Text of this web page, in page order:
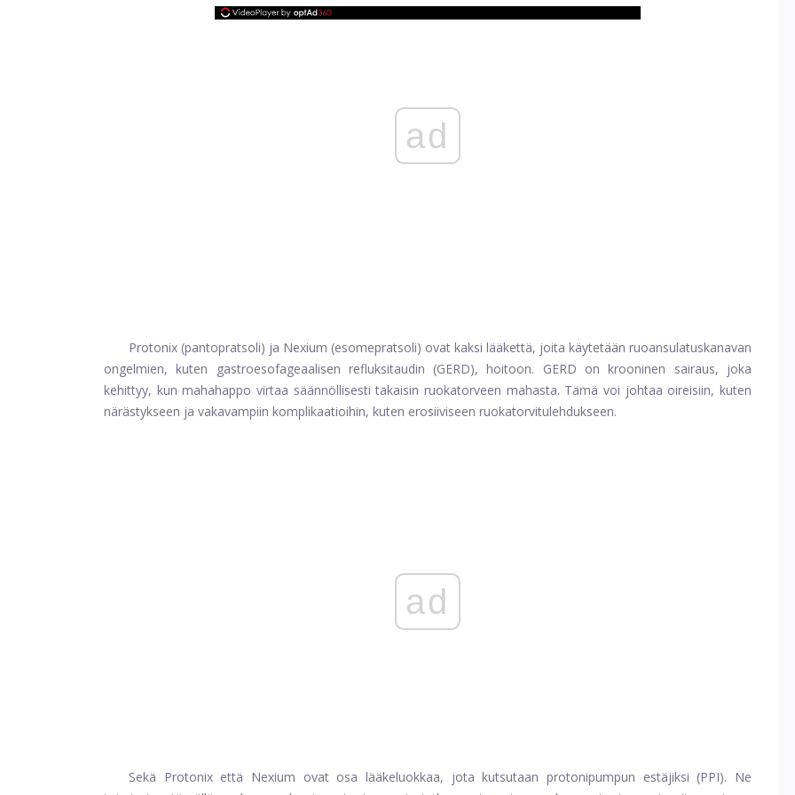
ad
Protonix (pantopratsoli) ja Nexium (esomepratsoli) ovat kaksi lääkettä, joita käytetään ruoansulatuskanavan
ongelmien, kuten gastroesofageaalisen refluksitaudin (GERD), hoitoon. GERD on krooninen sairaus, joka
kehittyy, kun mahahappo virtaa säännöllisesti takaisin ruokatorveen mahasta. Tämä voi johtaa oireisiin, kuten
närästykseen ja vakavampiin komplikaatioihin, kuten erosiiviseen ruokatorvitulehdukseen.
ad
Sekä Protonix että Nexium ovat osa lääkeluokkaa, jota kutsutaan protonipumpun estäjiksi (PPI). Ne